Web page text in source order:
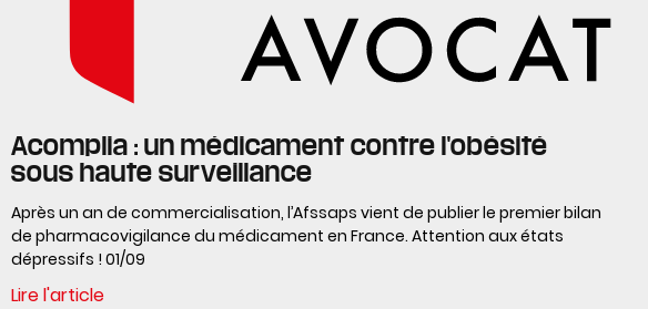
Acomplia : un médicament contre l'obésité
sous haute surveillance
Après un an de commercialisation, l’Afssaps vient de publier le premier bilan
de pharmacovigilance du médicament en France. Attention aux états
dépressifs ! 01/09
Lire l'article